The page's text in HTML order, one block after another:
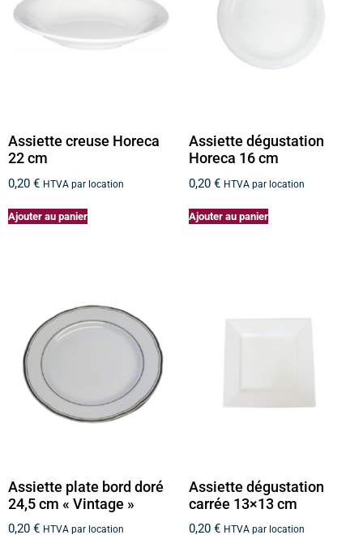
Assiette creuse Horeca
22 cm
0,20 € HTVA par location
Ajouter au panier
Assiette dégustation
Horeca 16 cm
0,20 € HTVA par location
Ajouter au panier
Assiette plate bord doré
24,5 cm « Vintage »
0,20 € HTVA par location
Assiette dégustation
carrée 13×13 cm
0,20 € HTVA par location